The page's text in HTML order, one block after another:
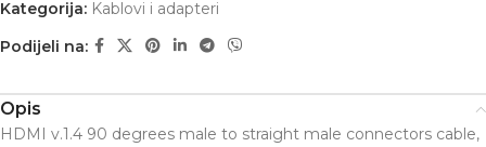
Kategorija: Kablovi i adapteri
Podijeli na:
Opis
HDMI v.1.4 90 degrees male to straight male connectors cable,